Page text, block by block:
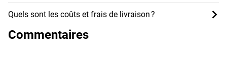
Quels sont les coûts et frais de livraison ?
Commentaires